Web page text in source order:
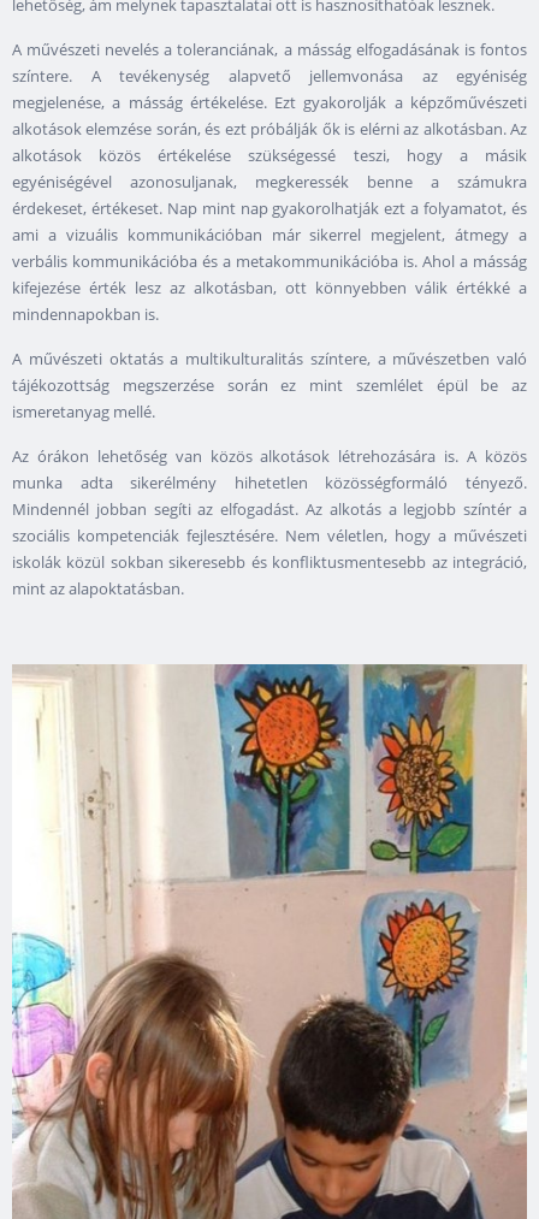
lehetőség, ám melynek tapasztalatai ott is hasznosíthatóak lesznek.
A művészeti nevelés a toleranciának, a másság elfogadásának is fontos
színtere. A tevékenység alapvető jellemvonása az egyéniség
megjelenése, a másság értékelése. Ezt gyakorolják a képzőművészeti
alkotások elemzése során, és ezt próbálják ők is elérni az alkotásban. Az
alkotások közös értékelése szükségessé teszi, hogy a másik
egyéniségével azonosuljanak, megkeressék benne a számukra
érdekeset, értékeset. Nap mint nap gyakorolhatják ezt a folyamatot, és
ami a vizuális kommunikációban már sikerrel megjelent, átmegy a
verbális kommunikációba és a metakommunikációba is. Ahol a másság
kifejezése érték lesz az alkotásban, ott könnyebben válik értékké a
mindennapokban is.
A művészeti oktatás a multikulturalitás színtere, a művészetben való
tájékozottság megszerzése során ez mint szemlélet épül be az
ismeretanyag mellé.
Az órákon lehetőség van közös alkotások létrehozására is. A közös
munka adta sikerélmény hihetetlen közösségformáló tényező.
Mindennél jobban segíti az elfogadást. Az alkotás a legjobb színtér a
szociális kompetenciák fejlesztésére. Nem véletlen, hogy a művészeti
iskolák közül sokban sikeresebb és konfliktusmentesebb az integráció,
mint az alapoktatásban.